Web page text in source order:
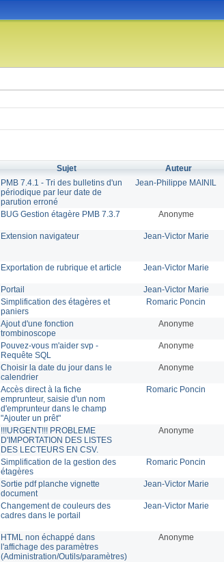
Sujet Auteur
PMB 7.4.1 - Tri des bulletins d'un
périodique par leur date de
parution erroné
Jean-Philippe MAINIL
BUG Gestion étagère PMB 7.3.7 Anonyme
Extension navigateur Jean-Victor Marie
Exportation de rubrique et article Jean-Victor Marie
Portail Jean-Victor Marie
Simplification des étagères et
paniers
Romaric Poncin
Ajout d'une fonction
trombinoscope
Anonyme
Pouvez-vous m'aider svp -
Requête SQL
Anonyme
Choisir la date du jour dans le
calendrier
Anonyme
Accès direct à la fiche
emprunteur, saisie d'un nom
d'emprunteur dans le champ
"Ajouter un prêt"
Romaric Poncin
!!!URGENT!!! PROBLEME
D'IMPORTATION DES LISTES
DES LECTEURS EN CSV.
Anonyme
Simplification de la gestion des
étagères
Romaric Poncin
Sortie pdf planche vignette
document
Jean-Victor Marie
Changement de couleurs des
cadres dans le portail
Jean-Victor Marie
HTML non échappé dans
l'affichage des paramètres
(Administration/Outils/paramètres)
Anonyme